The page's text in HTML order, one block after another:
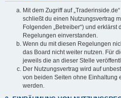
Mit dem Zugriff auf
schließt du einen Nutzungsvertrag
Folgenden „Betreiber“) und
Regelungen einverstanden.
Wenn du mit diesen Regelungen
das Board nicht weiter nutzen. Für
jeweils die an dieser Stelle
Der Nutzungsvertrag wird auf
von beiden Seiten ohne Einhaltung
werden.